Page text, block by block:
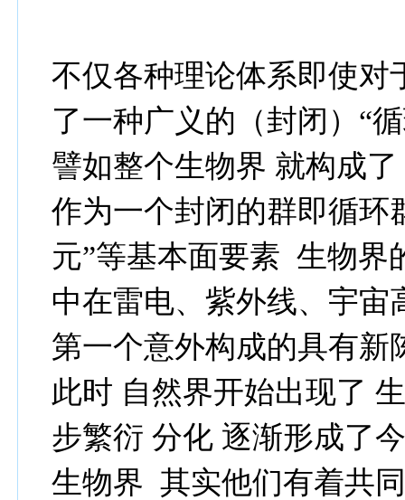
不仅各种理论体系即使对
了一种广义的（封闭）“
譬如整个生物界 就构成
作为一个封闭的群即循环
元”等基本面要素 生物界
中在雷电、紫外线、宇
第一个意外构成的具有新
此时 自然界开始出现了
步繁衍 分化 逐渐形成了
生物界 其实他们有着共